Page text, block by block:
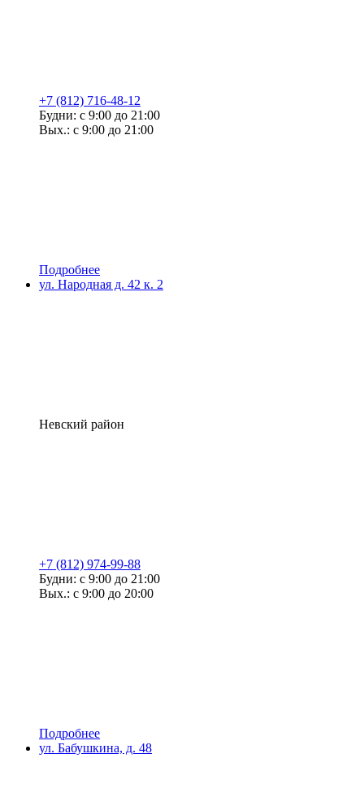
+7 (812) 716-48-12
Будни: с 9:00 до 21:00
Вых.: с 9:00 до 21:00
Подробнее
ул. Народная д. 42 к. 2
Невский район
+7 (812) 974-99-88
Будни: с 9:00 до 21:00
Вых.: с 9:00 до 20:00
Подробнее
ул. Бабушкина, д. 48